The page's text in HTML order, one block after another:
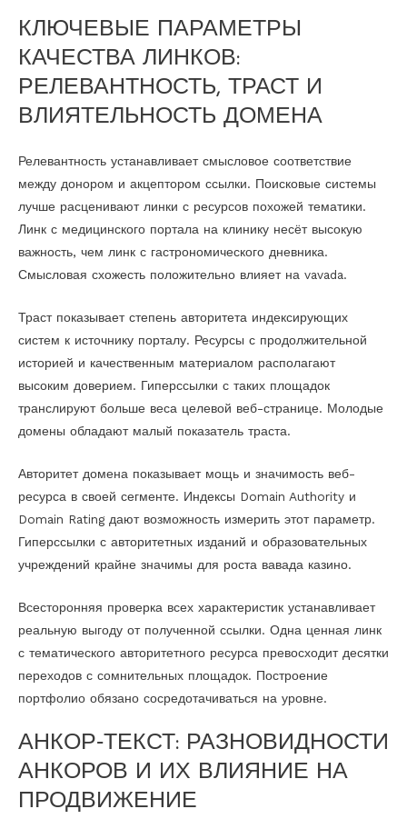
КЛЮЧЕВЫЕ ПАРАМЕТРЫ
КАЧЕСТВА ЛИНКОВ:
РЕЛЕВАНТНОСТЬ, ТРАСТ И
ВЛИЯТЕЛЬНОСТЬ ДОМЕНА
Релевантность устанавливает смысловое соответствие
между донором и акцептором ссылки. Поисковые системы
лучше расценивают линки с ресурсов похожей тематики.
Линк с медицинского портала на клинику несёт высокую
важность, чем линк с гастрономического дневника.
Смысловая схожесть положительно влияет на vavada.
Траст показывает степень авторитета индексирующих
систем к источнику порталу. Ресурсы с продолжительной
историей и качественным материалом располагают
высоким доверием. Гиперссылки с таких площадок
транслируют больше веса целевой веб-странице. Молодые
домены обладают малый показатель траста.
Авторитет домена показывает мощь и значимость веб-
ресурса в своей сегменте. Индексы Domain Authority и
Domain Rating дают возможность измерить этот параметр.
Гиперссылки с авторитетных изданий и образовательных
учреждений крайне значимы для роста вавада казино.
Всесторонняя проверка всех характеристик устанавливает
реальную выгоду от полученной ссылки. Одна ценная линк
с тематического авторитетного ресурса превосходит десятки
переходов с сомнительных площадок. Построение
портфолио обязано сосредотачиваться на уровне.
АНКОР‑ТЕКСТ: РАЗНОВИДНОСТИ
АНКОРОВ И ИХ ВЛИЯНИЕ НА
ПРОДВИЖЕНИЕ